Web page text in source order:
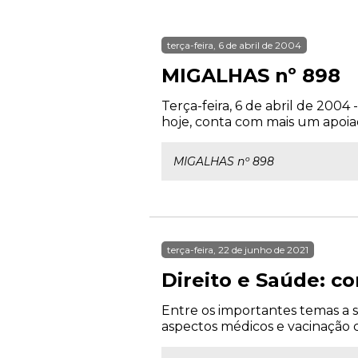
terça-feira, 6 de abril de 2004
MIGALHAS nº 898
Terça-feira, 6 de abril de
hoje, conta com mais um
MIGALHAS nº 898
terça-feira, 22 de junho de 2021
Direito e Saúde:
Entre os importantes temas a
aspectos médicos e vacinação